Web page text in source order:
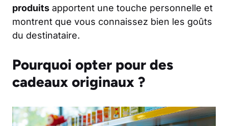
produits apportent une touche personnelle et
montrent que vous connaissez bien les goûts
du destinataire.
Pourquoi opter pour des
cadeaux originaux ?